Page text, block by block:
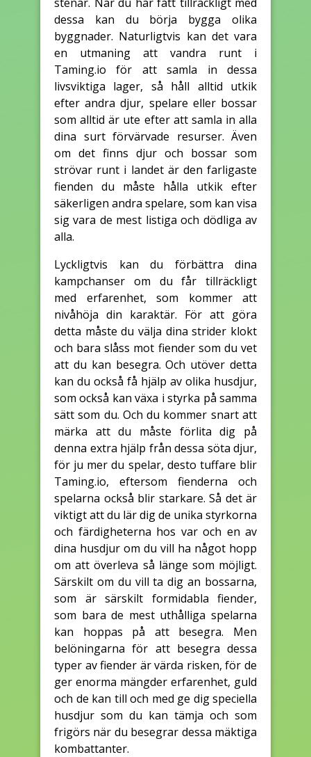
dessa kan du börja bygga olika
byggnader. Naturligtvis kan det vara
en utmaning att vandra runt i
Taming.io för att samla in dessa
livsviktiga lager, så håll alltid utkik
efter andra djur, spelare eller bossar
som alltid är ute efter att samla in alla
dina surt förvärvade resurser. Även
om det finns djur och bossar som
strövar runt i landet är den farligaste
fienden du måste hålla utkik efter
säkerligen andra spelare, som kan visa
sig vara de mest listiga och dödliga av
alla.
Lyckligtvis kan du förbättra dina
kampchanser om du får tillräckligt
med erfarenhet, som kommer att
nivåhöja din karaktär. För att göra
detta måste du välja dina strider klokt
och bara slåss mot fiender som du vet
att du kan besegra. Och utöver detta
kan du också få hjälp av olika husdjur,
som också kan växa i styrka på samma
sätt som du. Och du kommer snart att
märka att du måste förlita dig på
denna extra hjälp från dessa söta djur,
för ju mer du spelar, desto tuffare blir
Taming.io, eftersom fienderna och
spelarna också blir starkare. Så det är
viktigt att du lär dig de unika styrkorna
och färdigheterna hos var och en av
dina husdjur om du vill ha något hopp
om att överleva så länge som möjligt.
Särskilt om du vill ta dig an bossarna,
som är särskilt formidabla fiender,
som bara de mest uthålliga spelarna
kan hoppas på att besegra. Men
belöningarna för att besegra dessa
typer av fiender är värda risken, för de
ger enorma mängder erfarenhet, guld
och de kan till och med ge dig speciella
husdjur som du kan tämja och som
frigörs när du besegrar dessa mäktiga
kombattanter.